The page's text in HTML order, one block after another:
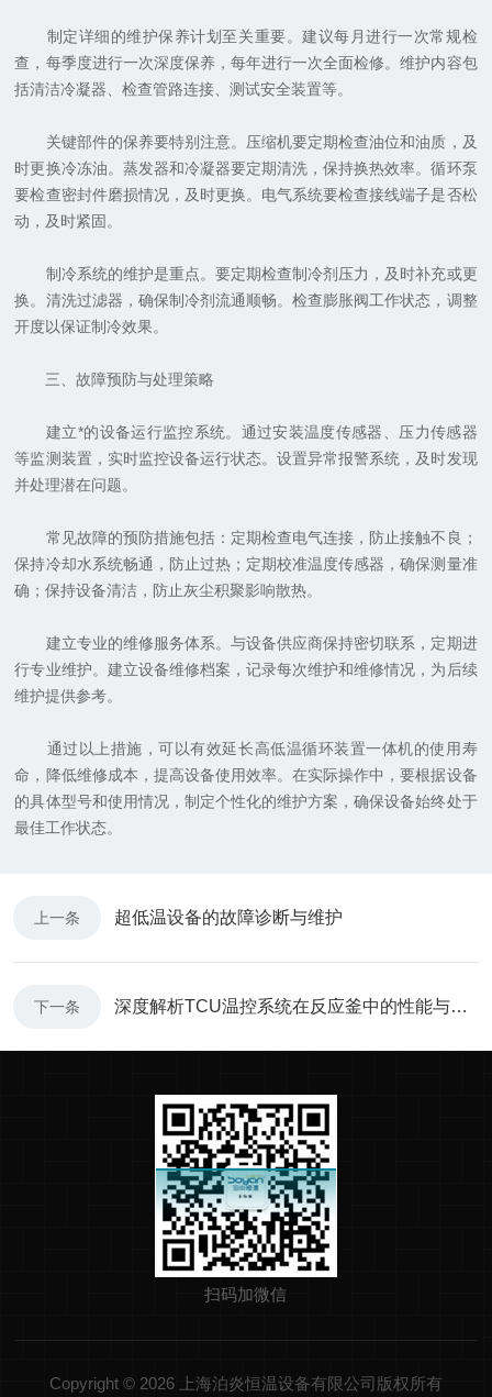
制定详细的维护保养计划至关重要。建议每月进行一次常规检
查，每季度进行一次深度保养，每年进行一次全面检修。维护内容包
括清洁冷凝器、检查管路连接、测试安全装置等。
关键部件的保养要特别注意。压缩机要定期检查油位和油质，及
时更换冷冻油。蒸发器和冷凝器要定期清洗，保持换热效率。循环泵
要检查密封件磨损情况，及时更换。电气系统要检查接线端子是否松
动，及时紧固。
制冷系统的维护是重点。要定期检查制冷剂压力，及时补充或更
换。清洗过滤器，确保制冷剂流通顺畅。检查膨胀阀工作状态，调整
开度以保证制冷效果。
三、故障预防与处理策略
建立*的设备运行监控系统。通过安装温度传感器、压力传感器
等监测装置，实时监控设备运行状态。设置异常报警系统，及时发现
并处理潜在问题。
常见故障的预防措施包括：定期检查电气连接，防止接触不良；
保持冷却水系统畅通，防止过热；定期校准温度传感器，确保测量准
确；保持设备清洁，防止灰尘积聚影响散热。
建立专业的维修服务体系。与设备供应商保持密切联系，定期进
行专业维护。建立设备维修档案，记录每次维护和维修情况，为后续
维护提供参考。
通过以上措施，可以有效延长高低温循环装置一体机的使用寿
命，降低维修成本，提高设备使用效率。在实际操作中，要根据设备
的具体型号和使用情况，制定个性化的维护方案，确保设备始终处于
最佳工作状态。
上一条 超低温设备的故障诊断与维护
下一条 深度解析TCU温控系统在反应釜中的性能与优势
扫码加微信
Copyright © 2026 上海泊炎恒温设备有限公司版权所有